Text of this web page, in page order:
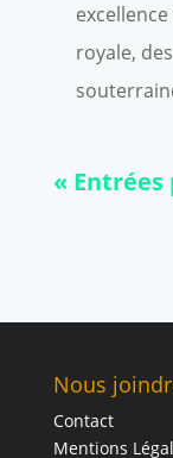
royale,
«
Nous
Contact
Mentions